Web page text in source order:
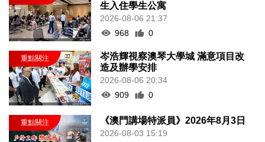
生入住學生公寓
2026-08-06 21:37
968
0
岑浩輝視察澳琴大學城 滿意項目改
造及辦學安排
2026-08-06 20:34
909
0
《澳門講場特派員》2026年8月3日
2026-08-03 15:19